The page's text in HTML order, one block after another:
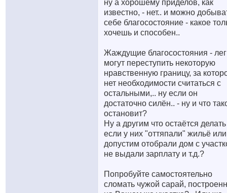
ну а хорошему приделов, как
известно, - нет.. и можно
себе благосостояние - какое
хочешь и способен..
Жаждущие благосостояния -
могут переступить некоторую
нравственную границу, за
нет необходимости считаться с
остальными,.. ну если он
достаточно силён.. - ну и что
остановит?
Ну а другим что остаётся делать
если у них "оттяпали" жильё или
допустим отобрали дом с
не выдали зарплату и т.д.?
Попробуйте самостоятельно
сломать чужой сарай,